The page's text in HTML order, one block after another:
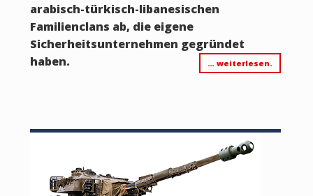
arabisch-türkisch-libanesischen
Familienclans ab, die eigene
Sicherheitsunternehmen gegründet
haben.
… weiterlesen.